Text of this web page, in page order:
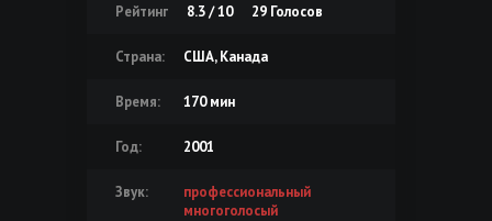
Рейтинг 8.3 / 10 29Голосов
Страна: США, Канада
Время: 170 мин
Год: 2001
Звук:
профессиональный
многоголосый